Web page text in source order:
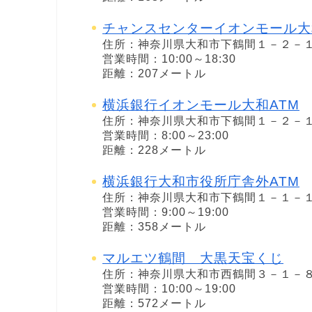
チャンスセンターイオンモール
住所：神奈川県大和市下鶴間１－２－１
営業時間：10:00～18:30
距離：207メートル
横浜銀行イオンモール大和ATM
住所：神奈川県大和市下鶴間１－２－１
営業時間：8:00～23:00
距離：228メートル
横浜銀行大和市役所庁舎外ATM
住所：神奈川県大和市下鶴間１－１－１
営業時間：9:00～19:00
距離：358メートル
マルエツ鶴間 大黒天宝くじ
住所：神奈川県大和市西鶴間３－１－８
営業時間：10:00～19:00
距離：572メートル